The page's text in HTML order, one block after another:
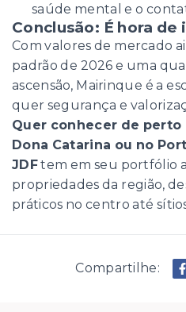
saúde mental e o
Conclusão: É hora de
Com valores de mercado
padrão de 2026 e uma
ascensão, Mairinque é a
quer segurança e
Quer conhecer de
Dona Catarina ou no
JDFtem em seu portfólio
propriedades da região,
práticos no centro até
Compartilhe: